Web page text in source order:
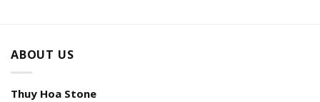
ABOUT US
Thuy Hoa Stone